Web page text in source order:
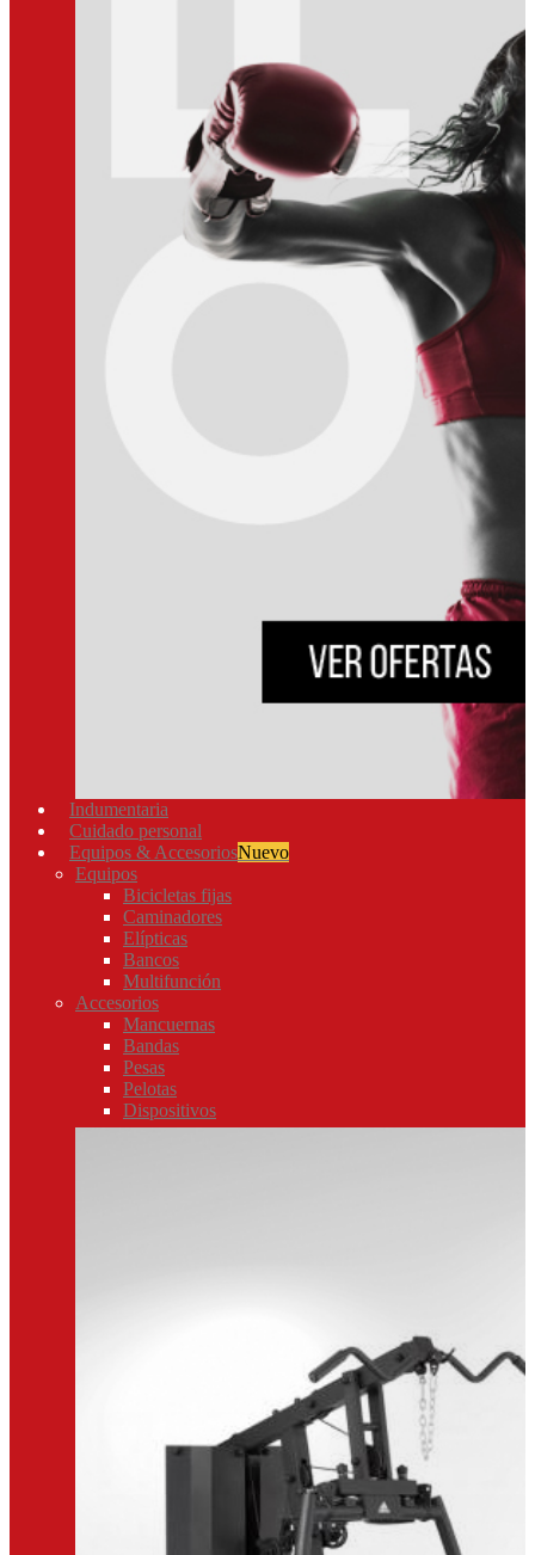
Indumentaria
Cuidado personal
Equipos & AccesoriosNuevo
Equipos
Bicicletas fijas
Caminadores
Elípticas
Bancos
Multifunción
Accesorios
Mancuernas
Bandas
Pesas
Pelotas
Dispositivos